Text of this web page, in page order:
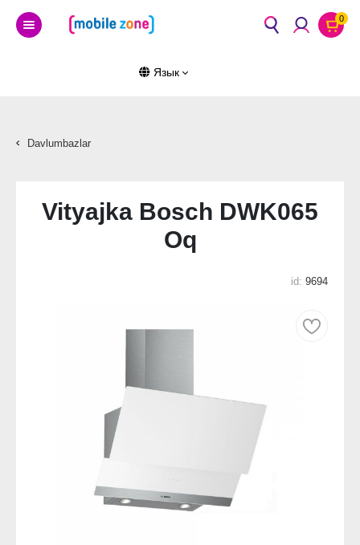
0
Язык
Davlumbazlar
Vityajka Bosch DWK065
Oq
id: 9694